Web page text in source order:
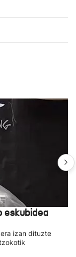
eskubidea
izan dituzte